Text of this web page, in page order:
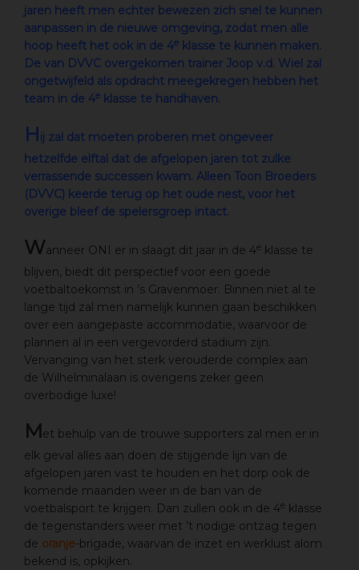
jaren heeft men echter bewezen zich snel te kunnen
aanpassen in de nieuwe omgeving, zodat men alle
hoop heeft het ook in de 4e klasse te kunnen maken.
De van DVVC overgekomen trainer Joop v.d. Wiel zal
ongetwijfeld als opdracht meegekregen hebben het
team in de 4e klasse te handhaven.
Hij zal dat moeten proberen met ongeveer
hetzelfde elftal dat de afgelopen jaren tot zulke
verrassende successen kwam. Alleen Toon Broeders
(DVVC) keerde terug op het oude nest, voor het
overige bleef de spelersgroep intact.
Wanneer ONI er in slaagt dit jaar in de 4e klasse te
blijven, biedt dit perspectief voor een goede
voetbaltoekomst in ’s Gravenmoer. Binnen niet al te
lange tijd zal men namelijk kunnen gaan beschikken
over een aangepaste accommodatie, waarvoor de
plannen al in een vergevorderd stadium zijn.
Vervanging van het sterk verouderde complex aan
de Wilhelminalaan is overigens zeker geen
overbodige luxe!
Met behulp van de trouwe supporters zal men er in
elk geval alles aan doen de stijgende lijn van de
afgelopen jaren vast te houden en het dorp ook de
komende maanden weer in de ban van de
voetbalsport te krijgen. Dan zullen ook in de 4e klasse
de tegenstanders weer met ’t nodige ontzag tegen
de oranje-brigade, waarvan de inzet en werklust alom
bekend is, opkijken.